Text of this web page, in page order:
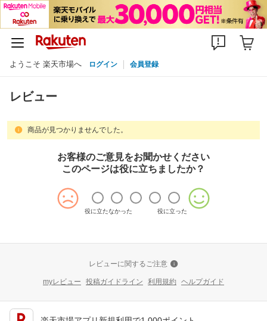
ようこそ 楽天市場へ ログイン 会員登録
レビュー
商品が見つかりませんでした。
お客様のご意見をお聞かせください
このページは役に立ちましたか？
役に立たなかった 役に立った
レビューに関するご注意
myレビュー 投稿ガイドライン 利用規約 ヘルプガイド